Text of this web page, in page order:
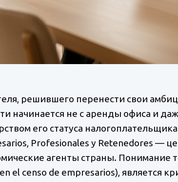
решившего перенести свои
начинается не с аренды офиса и
его статуса
Profesionales y Retenedores —
агенты страны. Понимание
el censo de empresarios), является